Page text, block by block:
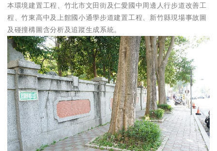
本環境建置工程、竹北市文田街及仁愛國中周邊人行步道改善工
程、竹東高中及上館國小通學步道建置工程、新竹縣現場事故圖
及碰撞構圖含分析及追蹤生成系統。